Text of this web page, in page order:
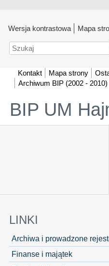
Wersja kontrastowa Mapa
Szukaj
Kontakt Mapa strony
Archiwum BIP (2002 - 2010)
BIP UM
LINKI
Archiwa i prowadzone
Finanse i majątek